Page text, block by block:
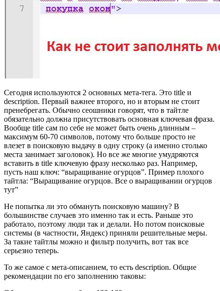
Сегодня используются 2 основных мета-тега. Это title и
description. Первый важнее второго, но и вторым не стоит
пренебрегать. Обычно сеошники говорят, что в тайтле
обязательно должна присутствовать основная ключевая фраза.
Вообще title сам по себе не может быть очень длинным –
максимум 60-70 символов, потому что больше просто не
влезет в поисковую выдачу в одну строку (а именно столько
места занимает заголовок). Но все же многие умудряются
вставить в title ключевую фразу несколько раз. Например,
пусть наш ключ: “выращивание огурцов”. Пример плохого
тайтла: “Выращивание огурцов. Все о выращивании огурцов
тут”
Не попытка ли это обмануть поисковую машину? В
большинстве случаев это именно так и есть. Раньше это
работало, поэтому люди так и делали. Но потом поисковые
системы (в частности, Яндекс) приняли решительные меры.
За такие тайтлы можно и фильтр получить, вот так все
серьезно теперь.
То же самое с мета-описанием, то есть description. Общие
рекомендации по его заполнению таковы: